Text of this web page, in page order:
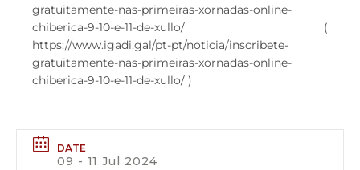
gratuitamente-nas-primeiras-xornadas-online-
chiberica-9-10-e-11-de-xullo/ (
https://www.igadi.gal/pt-pt/noticia/inscribete-
gratuitamente-nas-primeiras-xornadas-online-
chiberica-9-10-e-11-de-xullo/ )
DATE
09 - 11 Jul 2024